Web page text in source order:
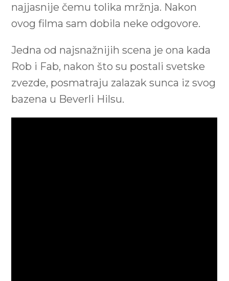
najjasnije čemu tolika mržnja. Nakon
ovog filma sam dobila neke odgovore.
Jedna od najsnažnijih scena je ona kada
Rob i Fab, nakon što su postali svetske
zvezde, posmatraju zalazak sunca iz svog
bazena u Beverli Hilsu.